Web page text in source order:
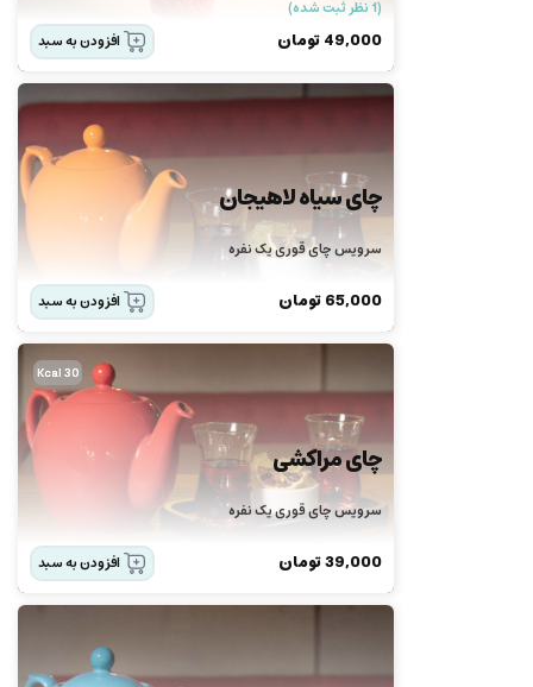
(1 نظر ثبت شده)
49,000تومان افزودن به سبد
چای سیاه لاهیجان
سرویس چای قوری یک نفره
65,000تومان افزودن به سبد
30 Kcal
چای مراکشی
سرویس چای قوری یک نفره
39,000تومان افزودن به سبد